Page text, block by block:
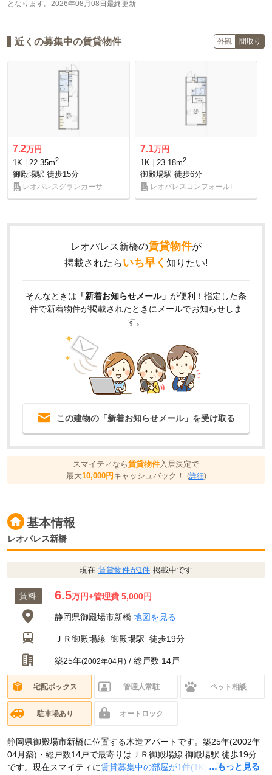
となります。 2026年08月08日最終更新
近くの募集中の賃貸物件 外観 間取り
7.2万円
1K
22.35m2
御殿場駅 徒歩15分
レオパレスグランカーサ
7.1万円
1K
23.18m2
御殿場駅 徒歩6分
レオパレスコンフォールI
レオパレス新橋の賃貸物件が
掲載されたらいち早く 知りたい!
そんなときは 「新着お知らせメール」 が便利！指定した条
件で新着物件が掲載されたときにメールでお知らせしま
す。
この建物の「新着お知らせメール」を受け取る
スマイティなら賃貸物件 入居決定で
最大10,000円キャッシュバック！ (詳細)
基本情報
レオパレス新橋
現在 賃貸物件が1件 掲載中です
賃料 6.5万円+管理費 5,000円
静岡県御殿場市新橋 地図を見る
ＪＲ御殿場線 御殿場駅 徒歩19分
築25年(2002年04月) / 総戸数 14戸
宅配ボックス 管理人常駐 ペット相談
駐車場あり オートロック
…もっと見る
静岡県御殿場市新橋に位置する木造アパートです。築25年(2002年
04月築)・総戸数14戸で最寄りはＪＲ御殿場線 御殿場駅 徒歩19分
です。現在スマイティに賃貸募集中の部屋が1件(1K)
掲載されてい